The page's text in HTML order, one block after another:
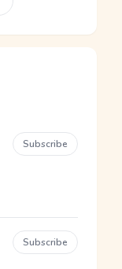
Subscribe
Subscribe